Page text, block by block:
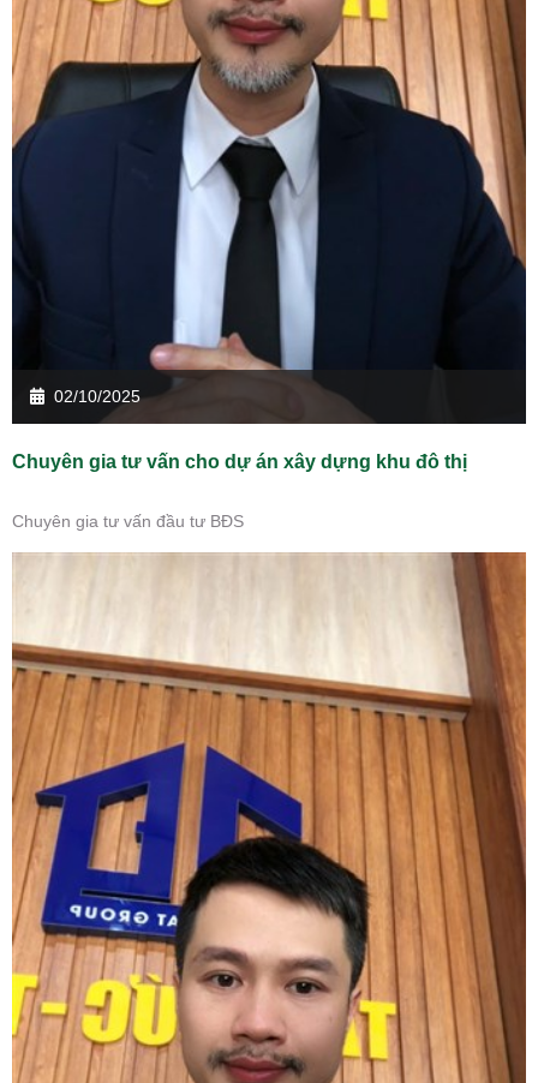
02/10/2025
Chuyên gia tư vấn cho dự án xây dựng khu đô thị
Chuyên gia tư vấn đầu tư BĐS